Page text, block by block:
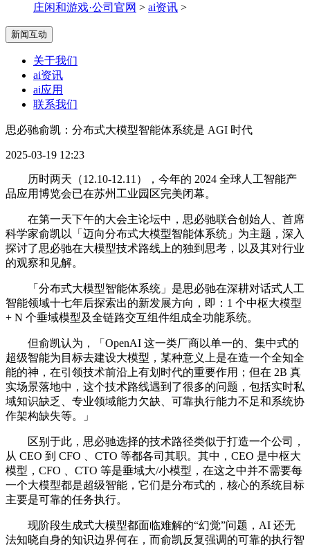
庄闲和游戏·公司官网 > ai资讯 >
新闻互动
关于我们
ai资讯
ai应用
联系我们
思必驰俞凯：分布式大模型智能体系统是 AGI 时代
2025-03-19 12:23
历时两天（12.10-12.11），今年的 2024 全球人工智能产
品应用博览会已在苏州工业园区完美闭幕。
在第一天下午的大会主论坛中，思必驰联合创始人、首席
科学家俞凯以「迈向分布式大模型智能体系统」为主题，深入
探讨了思必驰在大模型技术路线上的独到思考，以及其对行业
的观察和见解。
「分布式大模型智能体系统」是思必驰在深耕对话式人工
智能领域十七年后探索出的新发展方向，即：1 个中枢大模型
+ N 个垂域模型及全链路交互组件组成全功能系统。
但俞凯认为，「OpenAI 这一类厂商以单一的、集中式的
超级智能为目标去建设大模型，某种意义上是在造一个全知全
能的神，在引领技术前沿上有划时代的重要作用；但在 2B 真
实场景落地中，这个技术路线遇到了很多的问题，包括实时私
域知识缺乏、专业领域能力欠缺、可靠执行能力不足和系统协
作架构缺失等。」
区别于此，思必驰选择的技术路径类似于打造一个公司，
从 CEO 到 CFO 、CTO 等都各司其职。其中，CEO 是中枢大
模型，CFO 、CTO 等是垂域大/小模型，在这之中并不需要每
一个大模型都是超级智能，它们是分布式的，核心的系统目标
主要是可靠的任务执行。
现阶段生成式大模型都面临难解的“幻觉”问题，AI 还无
法知晓自身的知识边界何在，而俞凯反复强调的可靠的执行智